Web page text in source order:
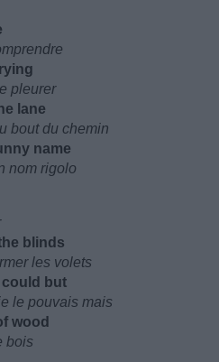
pleurer
lane
bout du chemin
name
nom rigolo
blinds
les volets
could but
le pouvais mais
wood
bois